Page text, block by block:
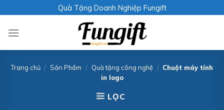
to
content
Quà Tặng Doanh Nghiệp Fungift
Trang chủ / Sản Phẩm / Quà tặng công nghệ / Chuột máy tính
in logo
LỌC